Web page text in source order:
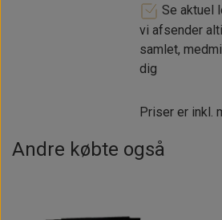
Se aktuel
vi afsender
samlet,
dig
Priser er inkl.
Andre købte også